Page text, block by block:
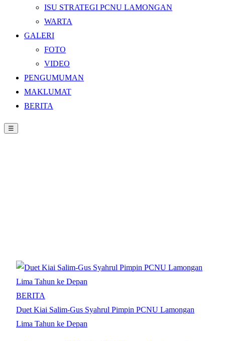
ISU STRATEGI PCNU LAMONGAN
WARTA
GALERI
FOTO
VIDEO
PENGUMUMAN
MAKLUMAT
BERITA
☰
BERITA
Duet Kiai Salim-Gus Syahrul Pimpin PCNU Lamongan
Lima Tahun ke Depan